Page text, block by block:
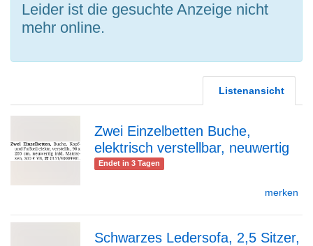
Leider ist die gesuchte Anzeige nicht
mehr online.
Listenansicht
zur
Zwei Einzelbetten Buche,
elektrisch verstellbar, neuwertig
Endet in 3 Tagen
merken
Schwarzes Ledersofa, 2,5 Sitzer,